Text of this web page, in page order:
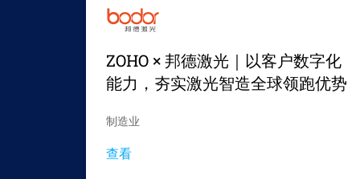
ZOHO × 邦德激光｜以客户数字化
能力，夯实激光智造全球领跑优势
制造业
查看